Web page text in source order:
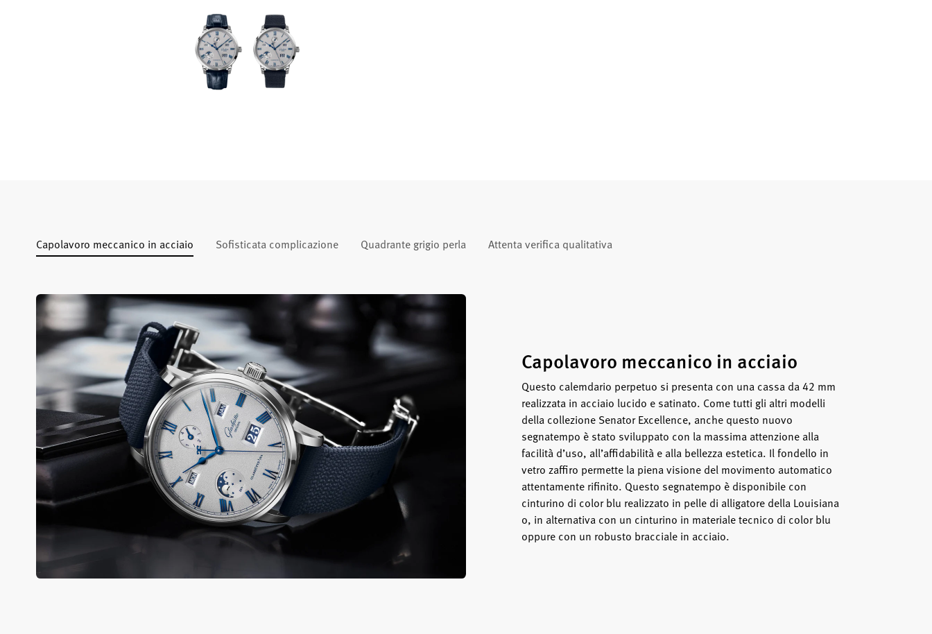
Capolavoro meccanico in acciaio Sofisticata complicazione Quadrante grigio perla Attenta verifica qualitativa
Capolavoro meccanico in acciaio
Questo calemdario perpetuo si presenta con una cassa da 42 mm
realizzata in acciaio lucido e satinato. Come tutti gli altri modelli
della collezione Senator Excellence, anche questo nuovo
segnatempo è stato sviluppato con la massima attenzione alla
facilità d’uso, all’affidabilità e alla bellezza estetica. Il fondello in
vetro zaffiro permette la piena visione del movimento automatico
attentamente rifinito. Questo segnatempo è disponibile con
cinturino di color blu realizzato in pelle di alligatore della Louisiana
o, in alternativa con un cinturino in materiale tecnico di color blu
oppure con un robusto bracciale in acciaio.